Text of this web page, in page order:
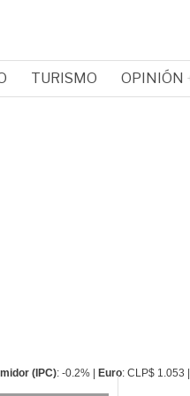
TURISMO OPINIÓN
(IPC): -0.2% | Euro: CLP$ 1.053 |